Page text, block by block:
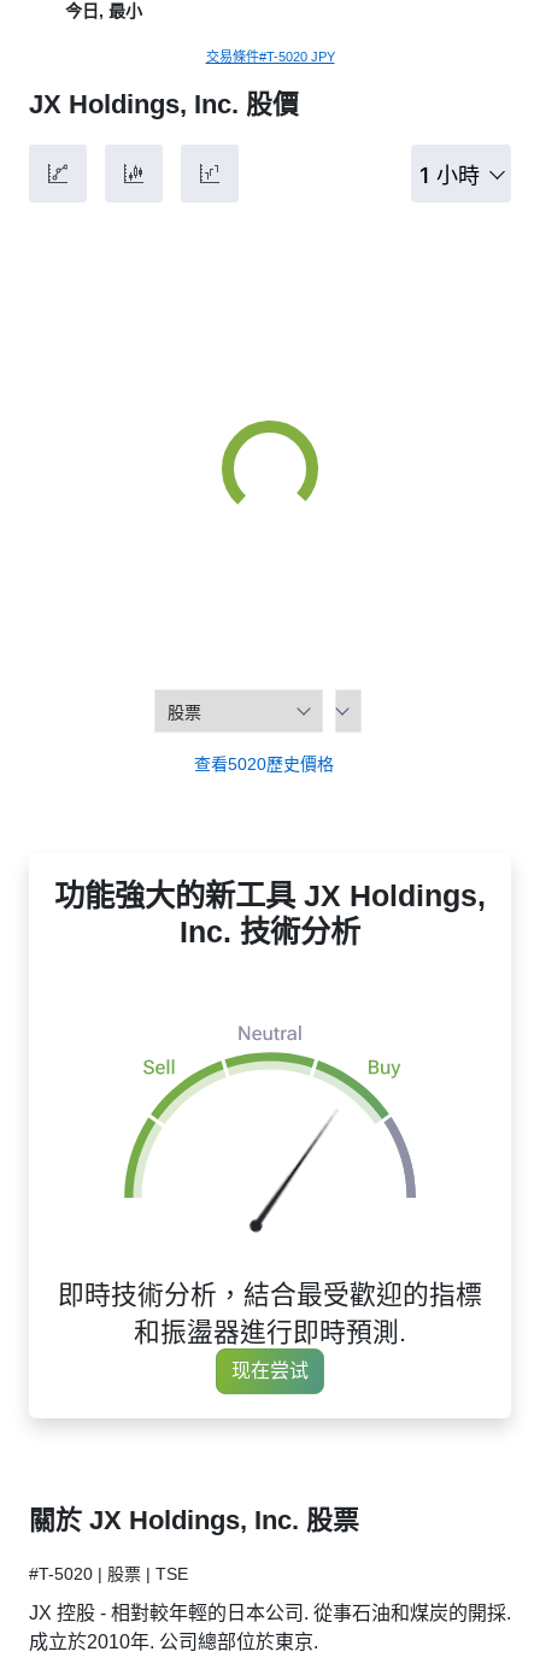
JX Holdings, Inc. 股價
1 小時
查看5020歷史價格
今日, 最小
交易條件#T-5020 JPY
功能強大的新工具 JX Holdings,
Inc. 技術分析
即時技術分析，結合最受歡迎的指標
和振盪器進行即時預測.
现在尝试
關於 JX Holdings, Inc. 股票
#T-5020 | 股票 | TSE
JX 控股 - 相對較年輕的日本公司. 從事石油和煤炭的開採.
成立於2010年. 公司總部位於東京.